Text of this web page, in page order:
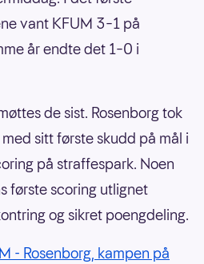
vant KFUM 3–1 på
år endte det 1–0 i
de sist. Rosenborg tok
sitt første skudd på mål i
på straffespark. Noen
første scoring utlignet
og sikret poengdeling.
- Rosenborg, kampen på